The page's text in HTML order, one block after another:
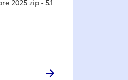
2025 zip - 5.1